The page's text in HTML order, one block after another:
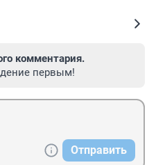
комментария.
первым!
Отправить